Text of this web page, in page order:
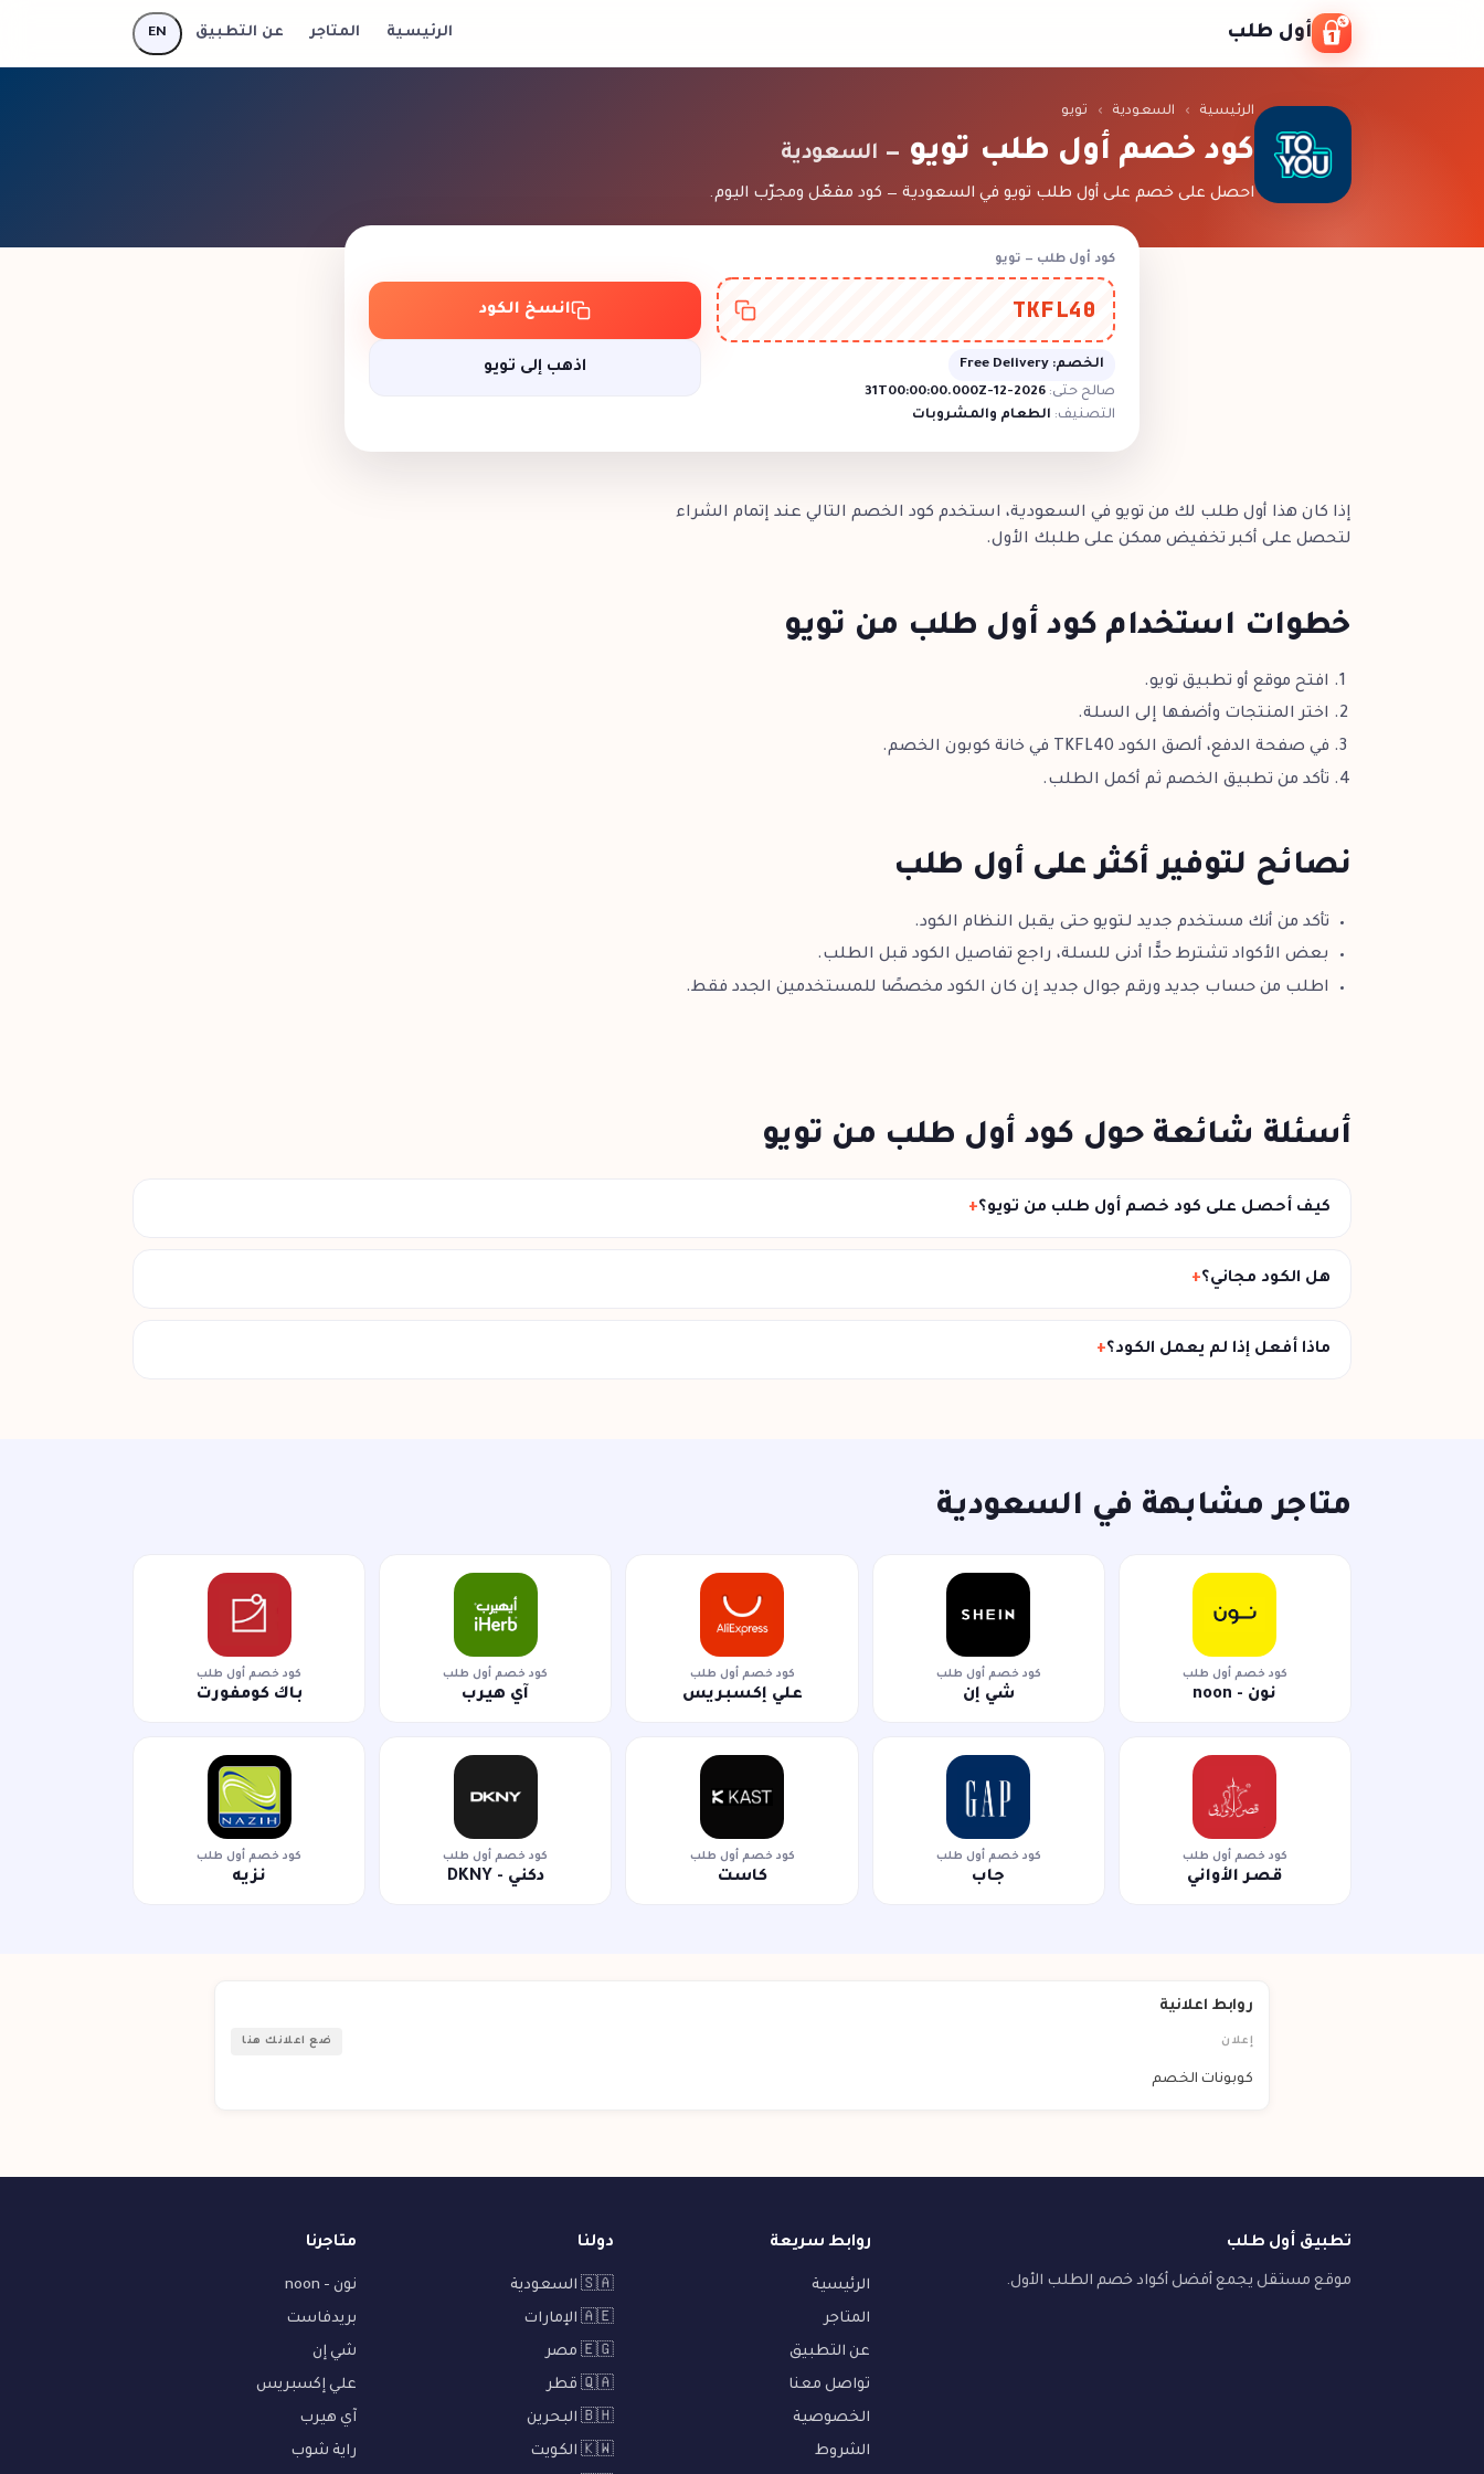
أول طلب الرئيسية المتاجر عن التطبيق EN
الرئيسية › السعودية › تويو
كود خصم أول طلب تويو — السعودية
احصل على خصم على أول طلب تويو في السعودية — كود مفعّل ومجرّب اليوم.
كود أول طلب — تويو
TKFL40
الخصم: Free Delivery
صالح حتى: 2026-12-31T00:00:00.000Z
التصنيف: الطعام والمشروبات
انسخ الكود
اذهب إلى تويو
إذا كان هذا أول طلب لك من تويو في السعودية، استخدم كود الخصم التالي عند إتمام الشراء
لتحصل على أكبر تخفيض ممكن على طلبك الأول.
خطوات استخدام كود أول طلب من تويو
افتح موقع أو تطبيق تويو.
اختر المنتجات وأضفها إلى السلة.
في صفحة الدفع، ألصق الكود TKFL40 في خانة كوبون الخصم.
تأكد من تطبيق الخصم ثم أكمل الطلب.
نصائح لتوفير أكثر على أول طلب
تأكد من أنك مستخدم جديد لـتويو حتى يقبل النظام الكود.
بعض الأكواد تشترط حدًّا أدنى للسلة، راجع تفاصيل الكود قبل الطلب.
اطلب من حساب جديد ورقم جوال جديد إن كان الكود مخصصًا للمستخدمين الجدد فقط.
أسئلة شائعة حول كود أول طلب من تويو
كيف أحصل على كود خصم أول طلب من تويو؟
هل الكود مجاني؟
ماذا أفعل إذا لم يعمل الكود؟
متاجر مشابهة في السعودية
كود خصم أول طلب
نون - noon
كود خصم أول طلب
شي إن
كود خصم أول طلب
علي إكسبريس
كود خصم أول طلب
آي هيرب
كود خصم أول طلب
باك كومفورت
كود خصم أول طلب
قصر الأواني
كود خصم أول طلب
جاب
كود خصم أول طلب
كاست
كود خصم أول طلب
دكني - DKNY
كود خصم أول طلب
نزيه
روابط اعلانية
إعلان ضع اعلانك هنا
كوبونات الخصم
تطبيق أول طلب
موقع مستقل يجمع أفضل أكواد خصم الطلب الأول.
روابط سريعة
الرئيسية
المتاجر
عن التطبيق
تواصل معنا
الخصوصية
الشروط
دولنا
🇸🇦 السعودية
🇦🇪 الإمارات
🇪🇬 مصر
🇶🇦 قطر
🇧🇭 البحرين
🇰🇼 الكويت
متاجرنا
نون - noon
بريدفاست
شي إن
علي إكسبريس
آي هيرب
راية شوب